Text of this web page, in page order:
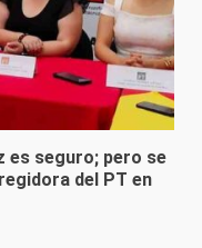
es seguro; pero se
del PT en